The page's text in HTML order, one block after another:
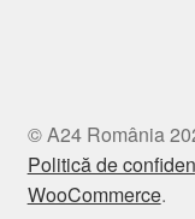
© A24 România
Politică de
WooCommerce.